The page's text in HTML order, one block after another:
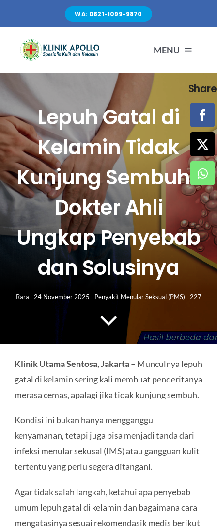
content
WA: 0821-1099-9870
MENU
TENTANG KAMI
LAYANAN
FASILITAS
ARTIKEL
HUBUNGI KAMI
Search
Lepuh Gatal di
Kelamin Tidak
Kunjung Sembuh?
Dokter Ahli
Ungkap Penyebab
dan Solusinya
Rara 24 November 2025 Penyakit Menular Seksual (PMS) 227
Klinik Utama Sentosa, Jakarta– Munculnya lepuh
gatal di kelamin sering kali membuat penderitanya
merasa cemas, apalagi jika tidak kunjung sembuh.
Kondisi ini bukan hanya mengganggu
kenyamanan, tetapi juga bisa menjadi tanda dari
infeksi menular sekusal (IMS) atau gangguan kulit
tertentu yang perlu segera ditangani.
Agar tidak salah langkah, ketahui apa penyebab
umum lepuh gatal di kelamin dan bagaimana cara
mengatasinya sesuai rekomendasik medis berikut
Share